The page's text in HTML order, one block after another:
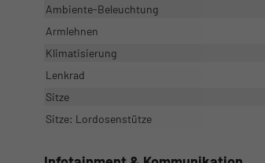
Ambiente-Beleuchtung
Armlehnen
Klimatisierung
Lenkrad
Sitze
Sitze: Lordosenstütze